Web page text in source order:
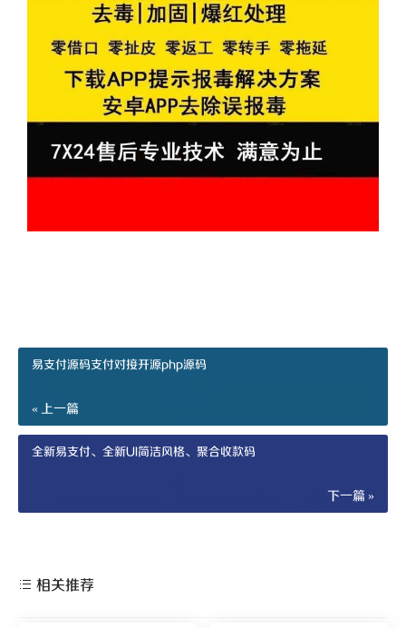
易支付源码支付对接开源php源码
« 上一篇
全新易支付、全新UI简洁风格、聚合收款码
下一篇 »
相关推荐